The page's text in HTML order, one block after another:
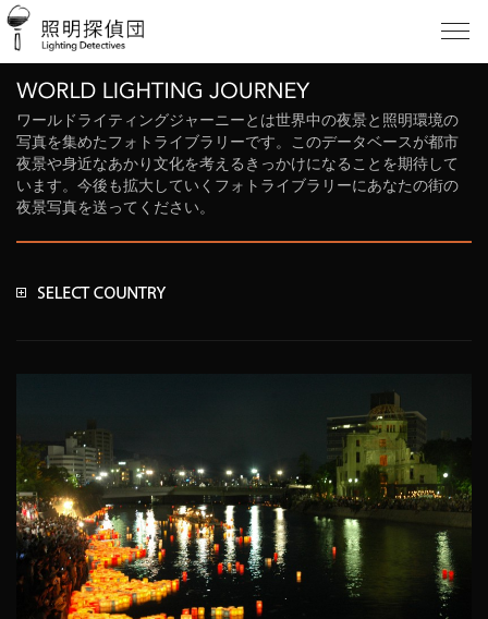
ワールドライティングジャーニーとは世界中の夜景と照明環境の
写真を集めたフォトライブラリーです。このデータベースが都市
夜景や身近なあかり文化を考えるきっかけになることを期待して
います。今後も拡大していくフォトライブラリーにあなたの街の
夜景写真を送ってください。